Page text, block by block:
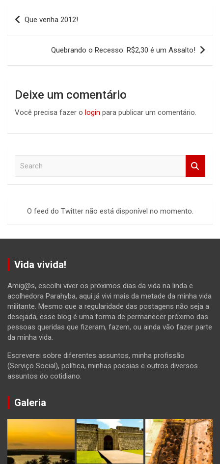
Navegação
de
Que venha 2012!
Quebrando o Recesso: R$2,30 é um Assalto!
Deixe um comentário
Você precisa fazer o login para publicar um comentário.
O feed do Twitter não está disponível no momento.
Vida vivida!
Amig@s, escolhi viver os próximos dias da vida na linda e
acolhedora Parahyba, aqui já vivi mais da metade da minha vida
militante. Mesmo que a regularidade das postagens não seja a
desejada, esse blog é uma forma de permanecer próximo das
pessoas queridas que fizeram, fazem, ou ainda vão fazer parte
da minha vida.
Escreverei sobre diferentes assuntos, minha profissão
(Serviço Social), política, minhas poesias e outros diversos
assuntos do cotidiano.
Galeria